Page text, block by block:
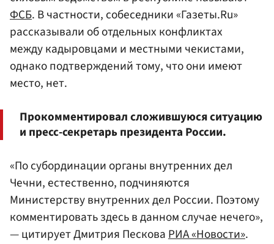
ФСБ. В частности, собеседники «Газеты.Ru»
рассказывали об отдельных конфликтах
между кадыровцами и местными чекистами,
однако подтверждений тому, что они имеют
место, нет.
Прокомментировал сложившуюся ситуацию
и пресс-секретарь президента России.
«По субординации органы внутренних дел
Чечни, естественно, подчиняются
Министерству внутренних дел России. Поэтому
комментировать здесь в данном случае нечего»,
— цитирует Дмитрия ПесковаРИА «Новости».